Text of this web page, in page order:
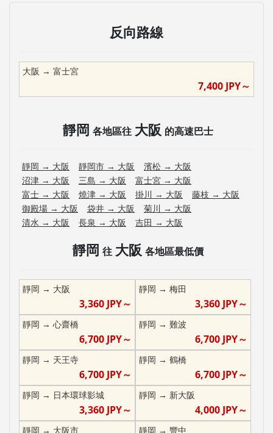
反向路線
大阪 → 富士宮
7,400 JPY～
靜岡 各地區往 大阪 的高速巴士
靜岡 → 大阪 靜岡市 → 大阪 濱松 → 大阪
沼津 → 大阪 三島 → 大阪 富士宮 → 大阪
富士 → 大阪 燒津 → 大阪 掛川 → 大阪 藤枝 → 大阪
御殿場 → 大阪 袋井 → 大阪 菊川 → 大阪
清水 → 大阪 長泉 → 大阪 吉田 → 大阪
靜岡 往 大阪 各地區最低價
靜岡 → 大阪
3,360JPY～
靜岡 → 梅田
3,360 JPY～
靜岡 → 心齋橋
6,700JPY～
靜岡 → 難波
6,700 JPY～
靜岡 → 天王寺
6,700JPY～
靜岡 → 鶴橋
6,700 JPY～
靜岡 → 日本環球影城
3,360JPY～
靜岡 → 新大阪
4,000 JPY～
靜岡 → 大阪市 靜岡 → 豐中